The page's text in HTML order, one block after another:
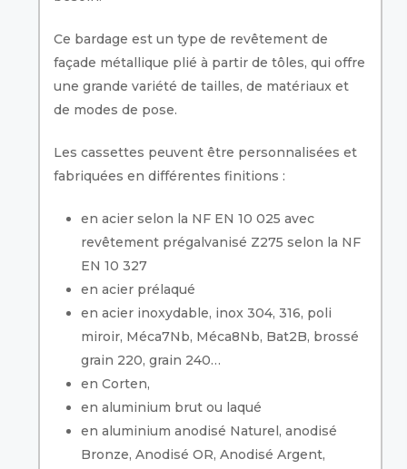
Ce bardage est un type de revêtement de
façade métallique plié à partir de tôles, qui offre
une grande variété de tailles, de matériaux et
de modes de pose.
Les cassettes peuvent être personnalisées et
fabriquées en différentes finitions :
en acier selon la NF EN 10 025 avec
revêtement prégalvanisé Z275 selon la NF
EN 10 327
en acier prélaqué
en acier inoxydable, inox 304, 316, poli
miroir, Méca7Nb, Méca8Nb, Bat2B, brossé
grain 220, grain 240…
en Corten,
en aluminium brut ou laqué
en aluminium anodisé Naturel, anodisé
Bronze, Anodisé OR, Anodisé Argent,